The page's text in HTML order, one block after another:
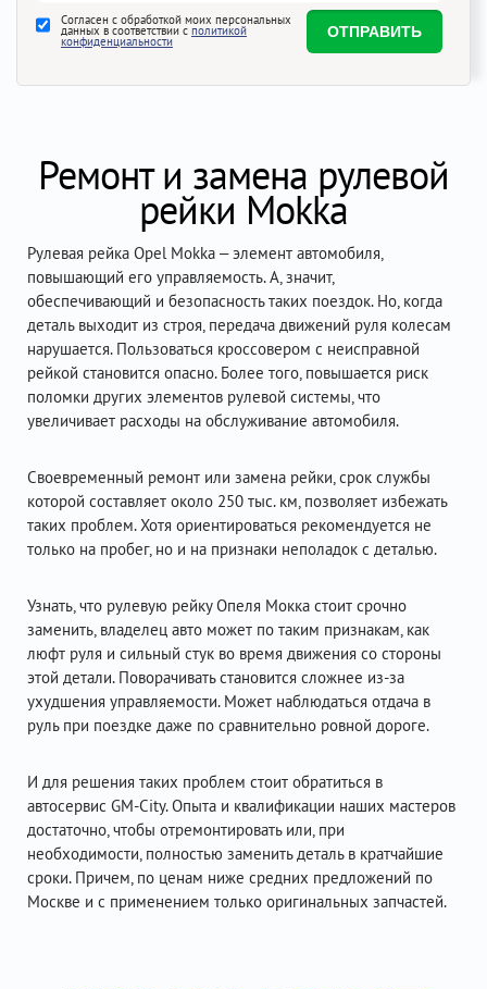
Согласен с обработкой моих персональных
данных в соответствии с политикой
конфиденциальности
Ремонт и замена рулевой
рейки Mokka
Рулевая рейка Opel Mokka – элемент автомобиля,
повышающий его управляемость. А, значит,
обеспечивающий и безопасность таких поездок. Но, когда
деталь выходит из строя, передача движений руля колесам
нарушается. Пользоваться кроссовером с неисправной
рейкой становится опасно. Более того, повышается риск
поломки других элементов рулевой системы, что
увеличивает расходы на обслуживание автомобиля.
Своевременный ремонт или замена рейки, срок службы
которой составляет около 250 тыс. км, позволяет избежать
таких проблем. Хотя ориентироваться рекомендуется не
только на пробег, но и на признаки неполадок с деталью.
Узнать, что рулевую рейку Опеля Мокка стоит срочно
заменить, владелец авто может по таким признакам, как
люфт руля и сильный стук во время движения со стороны
этой детали. Поворачивать становится сложнее из-за
ухудшения управляемости. Может наблюдаться отдача в
руль при поездке даже по сравнительно ровной дороге.
И для решения таких проблем стоит обратиться в
автосервис GM-City. Опыта и квалификации наших мастеров
достаточно, чтобы отремонтировать или, при
необходимости, полностью заменить деталь в кратчайшие
сроки. Причем, по ценам ниже средних предложений по
Москве и с применением только оригинальных запчастей.